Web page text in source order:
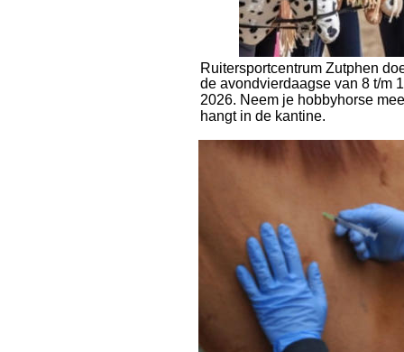
Ruitersportcentrum Zutphen
de avondvierdaagse van 8 t/m
2026. Neem je hobbyhorse
hangt in de kantine.